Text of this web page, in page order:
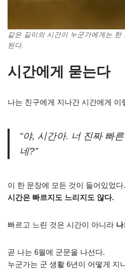
같은 길이의 시간이 누군가에게는
된다.
시간에게 묻는다
나는 친구에게 지나간 시간에게 이
“야, 시간아. 너 진짜 빠
네?”
이 한 문장에 모든 것이 들어있었다.
시간은 빠르지도 느리지도 않다.
빠르고 느린 것은 시간이 아니라
곧 나는 6월에 군문을 나선다.
누군가는 군 생활 6년이 어떻게 지